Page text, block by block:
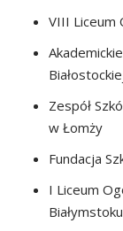
VIII Liceum
Zespół
w Łomży
Fundacja
I Liceum
Białymstoku